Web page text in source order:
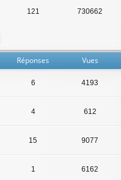
121 730662
Réponses Vues
6 4193
4 612
15 9077
1 6162